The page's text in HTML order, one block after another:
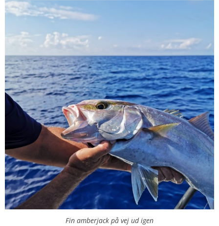
Fin amberjack på vej ud igen